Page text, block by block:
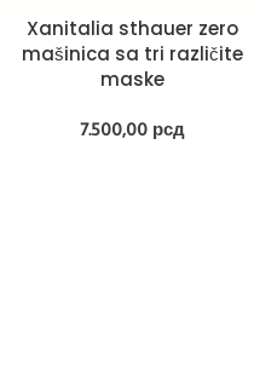
Xanitalia sthauer zero
mašinica sa tri različite
maske
7.500,00 рсд